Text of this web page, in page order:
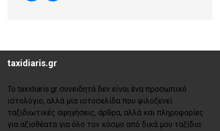
taxidiaris.gr
Το taxidiaris.gr συνειδητά δεν είναι ένα προσωπικό
ιστολόγιο, αλλά μία ιστοσελίδα που φιλοξενεί
ταξιδιωτικές αφηγήσεις, άρθρα, αλλά και πληροφορίες
για αξιοθέατα για όλο τον κόσμο από δικά μου ταξίδια